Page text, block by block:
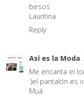
besos
Lauritina
Reply
Así es la Moda
Me encanta el
:)el pantalón es
Muá